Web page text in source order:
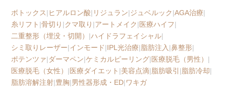
ボトックス|ヒアルロン酸| リジュラン|ジュベルック|AGA治療|
糸リフト |骨切り |クマ取り |アートメイク|医療ハイフ|
二重整形（埋没・切開） |ハイドラフェイシャル|
シミ取りレーザー|インモード|IPL光治療|脂肪注入 |鼻整形|
ポテンツァ|ダーマペン|ケミカルピーリング|医療脱毛（男性） |
医療脱毛（女性） |医療ダイエット |美容点滴|脂肪吸引 |脂肪冷却|
脂肪溶解注射|豊胸|男性器形成・ED|ワキガ